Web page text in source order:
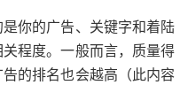
你的广告、关键字和着陆
程度。一般而言，质量得
的排名也会越高（此内容